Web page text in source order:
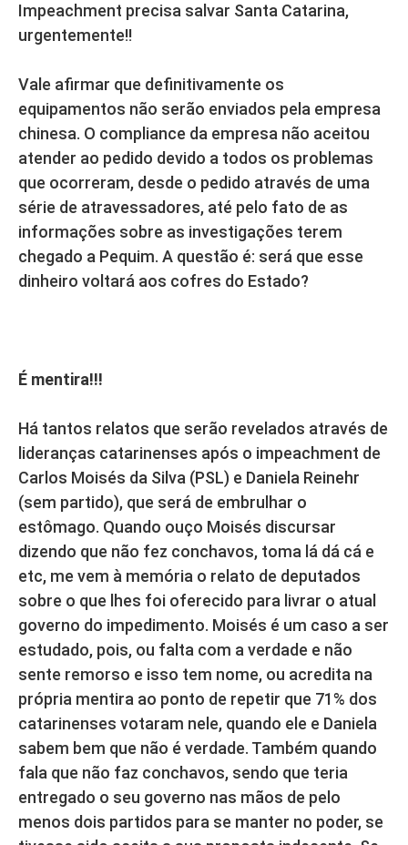
Impeachment precisa salvar Santa Catarina,
urgentemente!!
Vale afirmar que definitivamente os
equipamentos não serão enviados pela empresa
chinesa. O compliance da empresa não aceitou
atender ao pedido devido a todos os problemas
que ocorreram, desde o pedido através de uma
série de atravessadores, até pelo fato de as
informações sobre as investigações terem
chegado a Pequim. A questão é: será que esse
dinheiro voltará aos cofres do Estado?
É mentira!!!
Há tantos relatos que serão revelados através de
lideranças catarinenses após o impeachment de
Carlos Moisés da Silva (PSL) e Daniela Reinehr
(sem partido), que será de embrulhar o
estômago. Quando ouço Moisés discursar
dizendo que não fez conchavos, toma lá dá cá e
etc, me vem à memória o relato de deputados
sobre o que lhes foi oferecido para livrar o atual
governo do impedimento. Moisés é um caso a ser
estudado, pois, ou falta com a verdade e não
sente remorso e isso tem nome, ou acredita na
própria mentira ao ponto de repetir que 71% dos
catarinenses votaram nele, quando ele e Daniela
sabem bem que não é verdade. Também quando
fala que não faz conchavos, sendo que teria
entregado o seu governo nas mãos de pelo
menos dois partidos para se manter no poder, se